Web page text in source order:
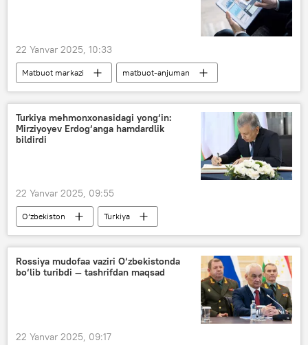
22 Yanvar 2025, 10:33
Matbuot markazi
matbuot-anjuman
O‘zbekiston
elektron savdo
Turkiya mehmonxonasidagi yong‘in:
Mirziyoyev Erdog‘anga hamdardlik
bildirdi
22 Yanvar 2025, 09:55
O‘zbekiston
Turkiya
Shavkat Mirziyoyev
Rejep Tayyip Erdog‘an
hamdardlik
Siyosat
Rossiya mudofaa vaziri O‘zbekistonda
bo‘lib turibdi — tashrifdan maqsad
22 Yanvar 2025, 09:17